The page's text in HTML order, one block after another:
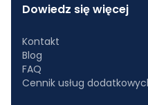
Dowiedz się więcej
Kontakt
Blog
FAQ
Cennik usług